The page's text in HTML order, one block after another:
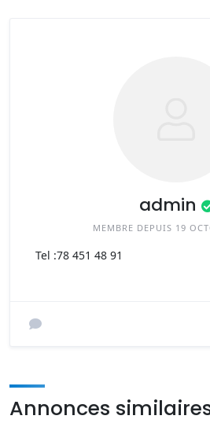
admin
MEMBRE DEPUIS 19
Tel :78 451 48 91
Annonces